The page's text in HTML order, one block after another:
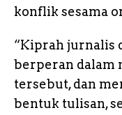
konflik sesama
“Kiprah jurnalis
berperan
tersebut, dan
bentuk tulisan,